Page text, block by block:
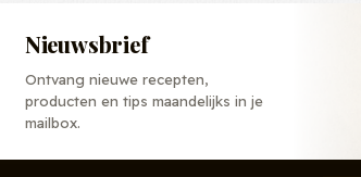
Nieuwsbrief
Ontvang nieuwe recepten,
producten en tips maandelijks in je
mailbox.